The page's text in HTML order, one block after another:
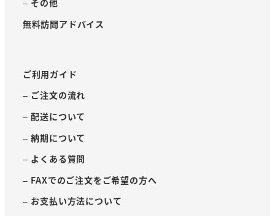
無料訪問アドバイス
ご利用ガイド
– ご注文の流れ
– 配送について
– 納期について
– よくある質問
– FAXでのご注文をご希望の方へ
– お支払い方法について